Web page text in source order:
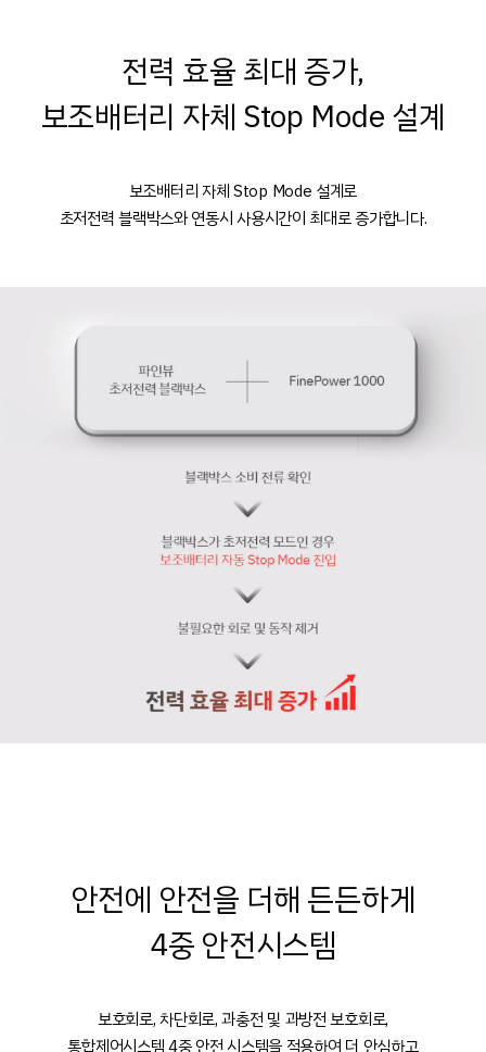
전력 효율 최대 증가,
보조배터리 자체 Stop Mode 설계
보조배터리 자체 Stop Mode 설계로
초저전력 블랙박스와 연동시 사용시간이 최대로 증가합니다.
안전에 안전을 더해 든든하게
4중 안전시스템
보호회로, 차단회로, 과충전 및 과방전 보호회로,
통합제어시스템4중 안전 시스템을 적용하여 더 안심하고